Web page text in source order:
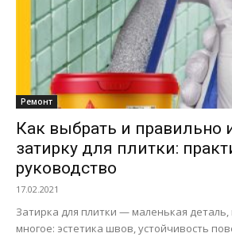
Ремонт
Как выбрать и правильно
затирку для плитки:
руководство
17.02.2021
Затирка для плитки — маленькая
многое: эстетика швов, устойчивость